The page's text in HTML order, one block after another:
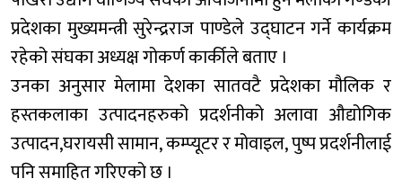
प्रदेशका मुख्यमन्त्री सुरेन्द्रराज पाण्डेले उद्घाटन गर्ने कार्यक्रम
रहेको संघका अध्यक्ष गोकर्ण कार्कीले बताए ।
उनका अनुसार मेलामा देशका सातवटै प्रदेशका मौलिक र
हस्तकलाका उत्पादनहरुको प्रदर्शनीको अलावा औद्योगिक
उत्पादन,घरायसी सामान, कम्प्यूटर र मोवाइल, पुष्प प्रदर्शनीलाई
पनि समाहित गरिएको छ ।